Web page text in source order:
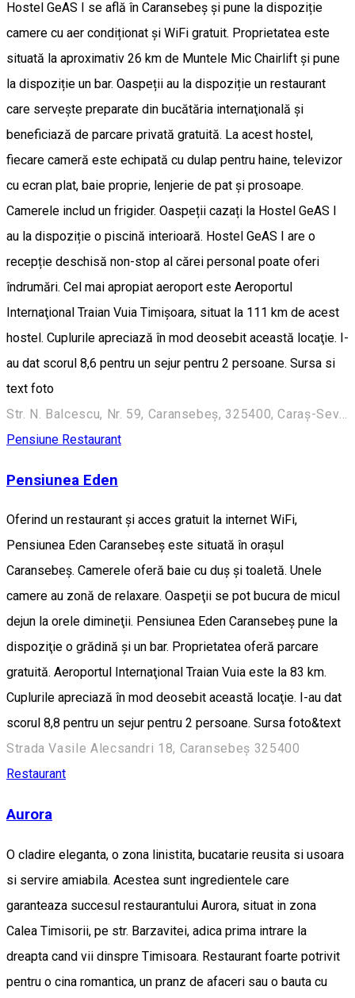
Hostel GeAS I se află în Caransebeş și pune la dispoziție
camere cu aer condiționat și WiFi gratuit. Proprietatea este
situată la aproximativ 26 km de Muntele Mic Chairlift și pune
la dispoziție un bar. Oaspeții au la dispoziție un restaurant
care servește preparate din bucătăria internaţională și
beneficiază de parcare privată gratuită. La acest hostel,
fiecare cameră este echipată cu dulap pentru haine, televizor
cu ecran plat, baie proprie, lenjerie de pat și prosoape.
Camerele includ un frigider. Oaspeții cazați la Hostel GeAS I
au la dispoziție o piscină interioară. Hostel GeAS I are o
recepție deschisă non-stop al cărei personal poate oferi
îndrumări. Cel mai apropiat aeroport este Aeroportul
Internaţional Traian Vuia Timișoara, situat la 111 km de acest
hostel. Cuplurile apreciază în mod deosebit această locaţie. I-
au dat scorul 8,6 pentru un sejur pentru 2 persoane. Sursa si
text foto
Str. N. Balcescu, Nr. 59, Caransebeş, 325400, Caraş-Severin
Pensiune Restaurant
Pensiunea Eden
Oferind un restaurant şi acces gratuit la internet WiFi,
Pensiunea Eden Caransebeş este situată în oraşul
Caransebeş. Camerele oferă baie cu duş şi toaletă. Unele
camere au zonă de relaxare. Oaspeţii se pot bucura de micul
dejun la orele dimineţii. Pensiunea Eden Caransebeş pune la
dispoziţie o grădină şi un bar. Proprietatea oferă parcare
gratuită. Aeroportul Internaţional Traian Vuia este la 83 km.
Cuplurile apreciază în mod deosebit această locaţie. I-au dat
scorul 8,8 pentru un sejur pentru 2 persoane. Sursa foto&text
Strada Vasile Alecsandri 18, Caransebeș 325400
Restaurant
Aurora
O cladire eleganta, o zona linistita, bucatarie reusita si usoara
si servire amiabila. Acestea sunt ingredientele care
garanteaza succesul restaurantului Aurora, situat in zona
Calea Timisorii, pe str. Barzavitei, adica prima intrare la
dreapta cand vii dinspre Timisoara. Restaurant foarte potrivit
pentru o cina romantica, un pranz de afaceri sau o bauta cu